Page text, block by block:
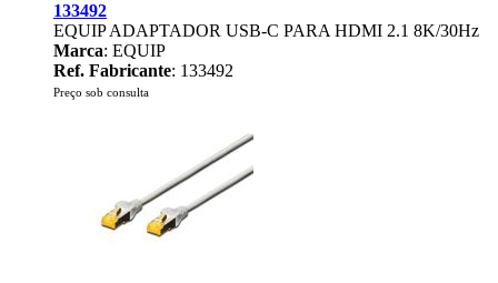
133492
EQUIP ADAPTADOR USB-C PARA HDMI 2.1 8K/30Hz
Marca: EQUIP
Ref. Fabricante: 133492
Preço sob consulta